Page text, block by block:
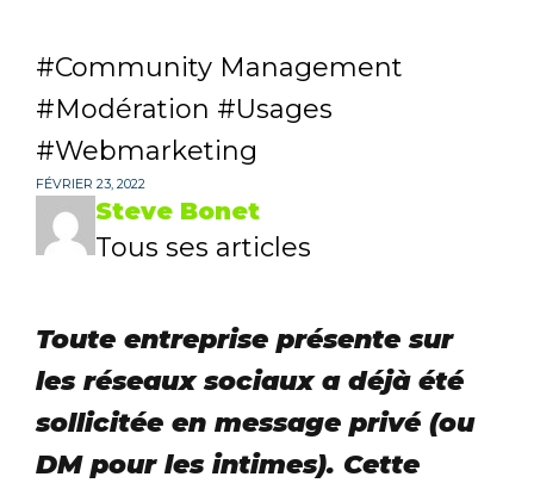
Community Management
Modération
Usages
Webmarketing
FÉVRIER 23, 2022
Steve Bonet
Tous ses articles
Toute entreprise présente sur
les réseaux sociaux a déjà été
sollicitée en message privé (ou
DM pour les intimes). Cette